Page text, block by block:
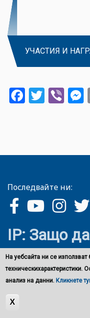
УЧАСТИЯ И
Facebook
Последвайте ни:
IP: Защо
На уебсайта ни се
техническихарактеристики.
анализ на данни. Кликнете
X